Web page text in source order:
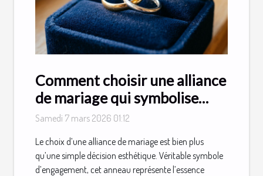
Comment choisir une alliance
de mariage qui symbolise
parfaitement votre amour ?
Samedi 7 mars 2026 01:12
Le choix d’une alliance de mariage est bien plus
qu’une simple décision esthétique. Véritable symbole
d’engagement, cet anneau représente l’essence